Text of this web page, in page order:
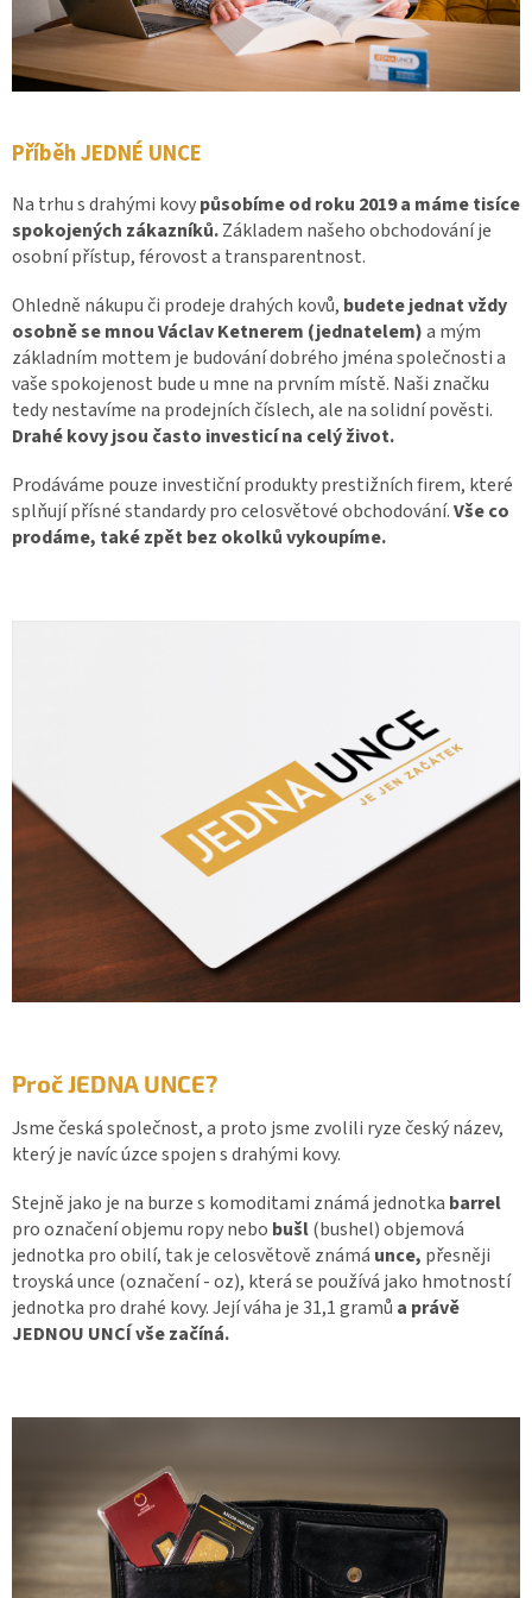
Příběh JEDNÉ UNCE
Na trhu s drahými kovypůsobíme od roku 2019 a máme tisíce
spokojených zákazníků.Základem našeho obchodování je
osobní přístup, férovost a transparentnost.
Ohledně nákupu či prodeje drahých kovů, budete jednat vždy
osobně se mnou Václav Ketnerem (jednatelem)a mým
základním mottem je budování dobrého jména společnosti a
vaše spokojenost bude u mne na prvním místě. Naši značku
tedy nestavíme na prodejních číslech, ale na solidní pověsti.
Drahé kovy jsou často investicí na celý život.
Prodáváme pouze investiční produkty prestižních firem, které
splňují přísné standardy pro celosvětové obchodování.Vše co
prodáme, také zpět bez okolků vykoupíme.
Proč JEDNA UNCE?
Jsme česká společnost, a proto jsme zvolili ryze český název,
který je navíc úzce spojen s drahými kovy.
Stejně jako je na burze s komoditami známá jednotka barrel
pro označení objemu ropy nebo bušl(bushel) objemová
jednotka pro obilí, tak je celosvětově známá unce, přesněji
troyská unce (označení - oz), která se používá jako hmotností
jednotka pro drahé kovy. Její váha je 31,1 gramů a právě
JEDNOU UNCÍ vše začíná.